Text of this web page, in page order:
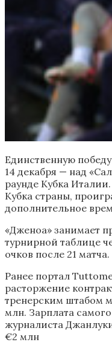
Единственную
14 декабря — над
раунде Кубка
Кубка страны,
дополнительное
«Дженоа» занимает
турнирной таблице
очков после 21 матча.
Ранее портал
расторжение
тренерским штабом
млн. Зарплата
журналиста
€2 млн